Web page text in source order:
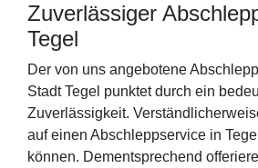
Zuverlässiger
Tegel
Der von uns angebotene
Stadt Tegel punktet durch ein
Zuverlässigkeit.
auf einen Abschleppservice in
können. Dementsprechend